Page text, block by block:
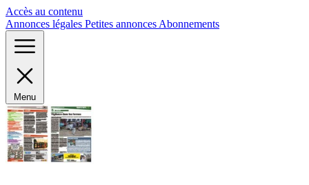
Accès au contenu
Annonces légales Petites annonces Abonnements
Menu
Panneau de gestion des cookies